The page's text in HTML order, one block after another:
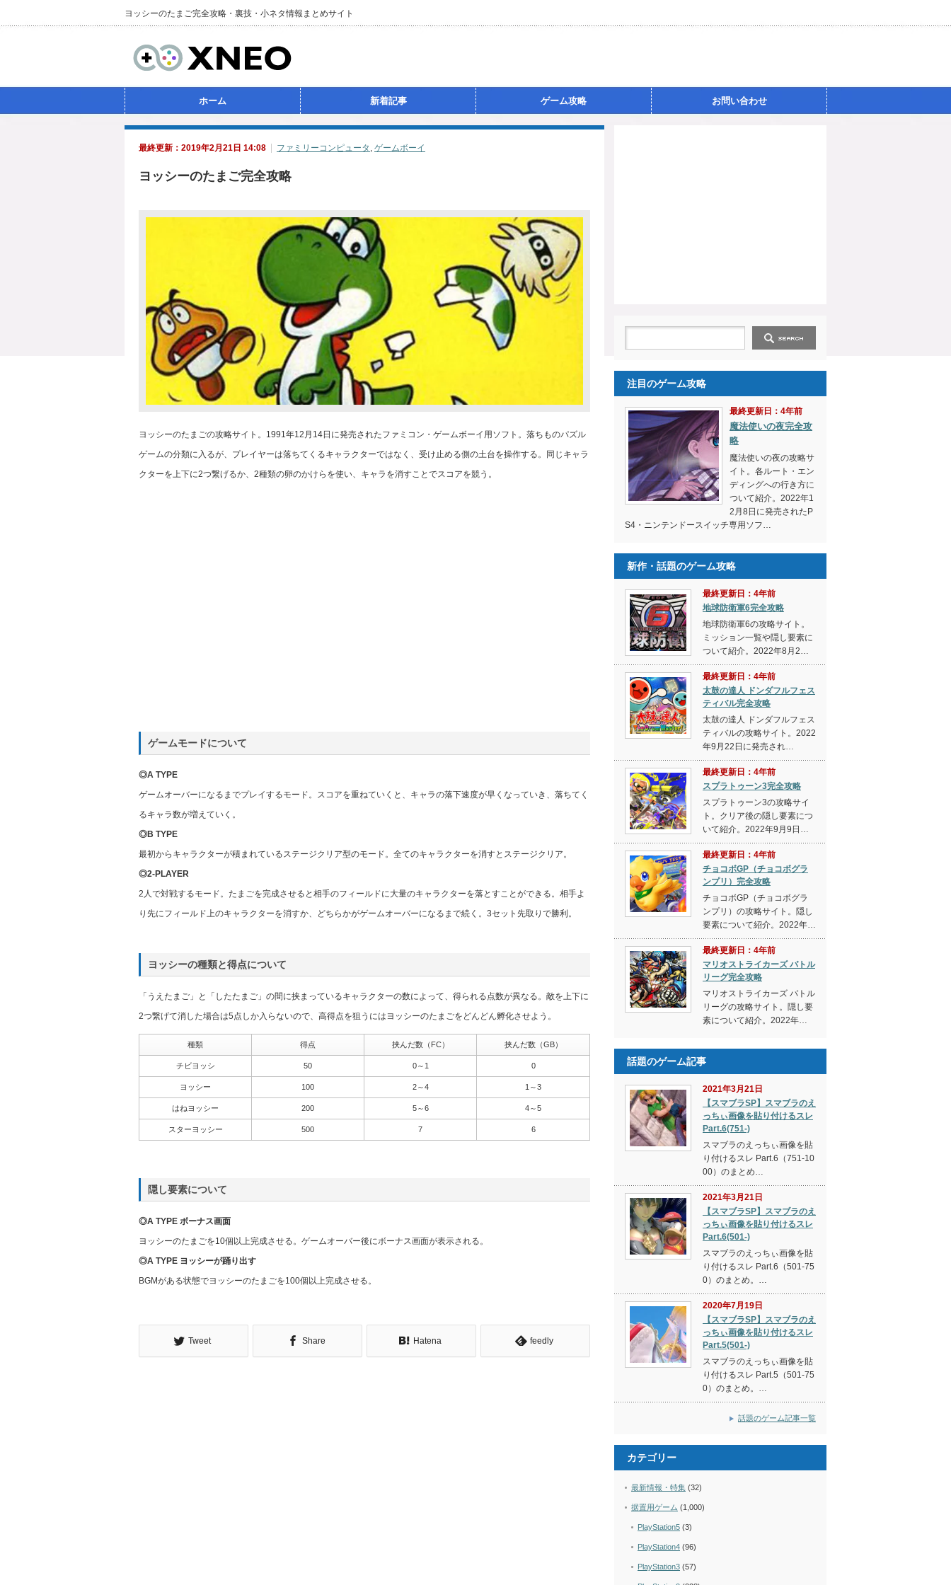
ヨッシーのたまご完全攻略・裏技・小ネタ情報まとめサイト
ホーム 新着記事 ゲーム攻略 お問い合わせ
最終更新：2019年2月21日 14:08 ファミリーコンピュータ , ゲームボーイ
ヨッシーのたまご完全攻略
ヨッシーのたまごの攻略サイト。1991年12月14日に発売されたファミコン・ゲームボーイ用ソフト。落ちものパズル
ゲームの分類に入るが、プレイヤーは落ちてくるキャラクターではなく、受け止める側の土台を操作する。同じキャラ
クターを上下に2つ繋げるか、2種類の卵のかけらを使い、キャラを消すことでスコアを競う。
ゲームモードについて
◎A TYPE
ゲームオーバーになるまでプレイするモード。スコアを重ねていくと、キャラの落下速度が早くなっていき、落ちてく
るキャラ数が増えていく。
◎B TYPE
最初からキャラクターが積まれているステージクリア型のモード。全てのキャラクターを消すとステージクリア。
◎2-PLAYER
2人で対戦するモード。たまごを完成させると相手のフィールドに大量のキャラクターを落とすことができる。相手よ
り先にフィールド上のキャラクターを消すか、どちらかがゲームオーバーになるまで続く。3セット先取りで勝利。
ヨッシーの種類と得点について
「うえたまご」と「したたまご」の間に挟まっているキャラクターの数によって、得られる点数が異なる。敵を上下に
2つ繋げて消した場合は5点しか入らないので、高得点を狙うにはヨッシーのたまごをどんどん孵化させよう。
種類 得点 挟んだ数（FC） 挟んだ数（GB）
チビヨッシ 50 0～1 0
ヨッシー 100 2～4 1～3
はねヨッシー 200 5～6 4～5
スターヨッシー 500 7 6
隠し要素について
◎A TYPE ボーナス画面
ヨッシーのたまごを10個以上完成させる。ゲームオーバー後にボーナス画面が表示される。
◎A TYPE ヨッシーが踊り出す
BGMがある状態でヨッシーのたまごを100個以上完成させる。
Tweet Share Hatena feedly
注目のゲーム攻略
最終更新日：4年前
魔法使いの夜完全攻
略
魔法使いの夜の攻略サ
イト。各ルート・エン
ディングへの行き方に
ついて紹介。2022年1
2月8日に発売されたP
S4・ニンテンドースイッチ専用ソフ…
新作・話題のゲーム攻略
最終更新日：4年前
地球防衛軍6完全攻略
地球防衛軍6の攻略サイト。
ミッション一覧や隠し要素に
ついて紹介。2022年8月2…
最終更新日：4年前
太鼓の達人 ドンダフルフェス
ティバル完全攻略
太鼓の達人 ドンダフルフェス
ティバルの攻略サイト。2022
年9月22日に発売され…
最終更新日：4年前
スプラトゥーン3完全攻略
スプラトゥーン3の攻略サイ
ト。クリア後の隠し要素につ
いて紹介。2022年9月9日…
最終更新日：4年前
チョコボGP（チョコボグラ
ンプリ）完全攻略
チョコボGP（チョコボグラ
ンプリ）の攻略サイト。隠し
要素について紹介。2022年…
最終更新日：4年前
マリオストライカーズ バトル
リーグ完全攻略
マリオストライカーズ バトル
リーグの攻略サイト。隠し要
素について紹介。2022年…
話題のゲーム記事
2021年3月21日
【スマブラSP】スマブラのえ
っちぃ画像を貼り付けるスレ
Part.6(751-)
スマブラのえっちぃ画像を貼
り付けるスレ Part.6（751-10
00）のまとめ…
2021年3月21日
【スマブラSP】スマブラのえ
っちぃ画像を貼り付けるスレ
Part.6(501-)
スマブラのえっちぃ画像を貼
り付けるスレ Part.6（501-75
0）のまとめ。…
2020年7月19日
【スマブラSP】スマブラのえ
っちぃ画像を貼り付けるスレ
Part.5(501-)
スマブラのえっちぃ画像を貼
り付けるスレ Part.5（501-75
0）のまとめ。…
話題のゲーム記事一覧
カテゴリー
最新情報・特集 (32)
据置用ゲーム (1,000)
PlayStation5 (3)
PlayStation4 (96)
PlayStation3 (57)